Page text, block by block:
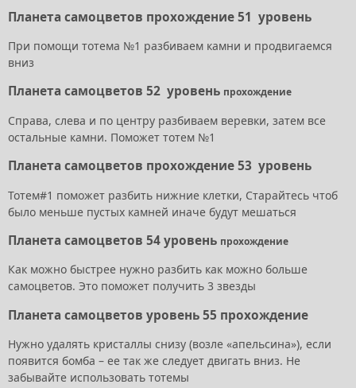
Планета самоцветов прохождение 51 уровень
При помощи тотема №1 разбиваем камни и продвигаемся
вниз
Планета самоцветов 52 уровень прохождение
Справа, слева и по центру разбиваем веревки, затем все
остальные камни. Поможет тотем №1
Планета самоцветов прохождение 53 уровень
Тотем#1 поможет разбить нижние клетки, Старайтесь чтоб
было меньше пустых камней иначе будут мешаться
Планета самоцветов 54 уровень прохождение
Как можно быстрее нужно разбить как можно больше
самоцветов. Это поможет получить 3 звезды
Планета самоцветов уровень 55 прохождение
Нужно удалять кристаллы снизу (возле «апельсина»), если
появится бомба – ее так же следует двигать вниз. Не
забывайте использовать тотемы